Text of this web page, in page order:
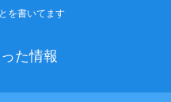
を書いてます
た情報